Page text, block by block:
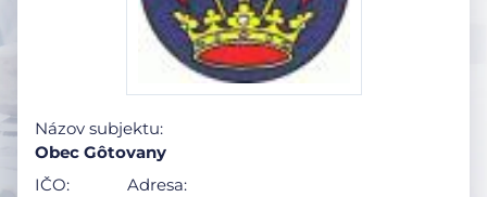
Názov subjektu:
Obec Gôtovany
IČO:
Adresa: